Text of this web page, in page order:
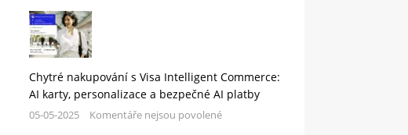
Chytré nakupování s Visa Intelligent Commerce:
AI karty, personalizace a bezpečné AI platby
05-05-2025 Komentáře nejsou povolené